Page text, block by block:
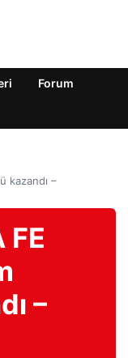
Forum
kazandı –
FE
–